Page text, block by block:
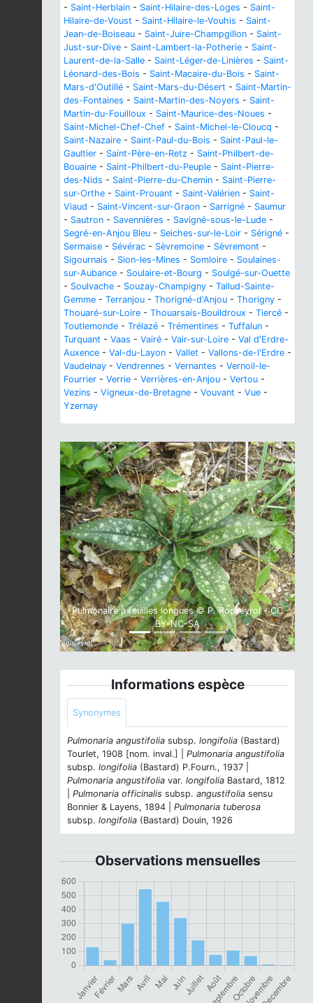
- Saint-Herblain - Saint-Hilaire-des-Loges - Saint-
Hilaire-de-Voust - Saint-Hilaire-le-Vouhis - Saint-
Jean-de-Boiseau - Saint-Juire-Champgillon - Saint-
Just-sur-Dive - Saint-Lambert-la-Potherie - Saint-
Laurent-de-la-Salle - Saint-Léger-de-Linières - Saint-
Léonard-des-Bois - Saint-Macaire-du-Bois - Saint-
Mars-d'Outillé - Saint-Mars-du-Désert - Saint-Martin-
des-Fontaines - Saint-Martin-des-Noyers - Saint-
Martin-du-Fouilloux - Saint-Maurice-des-Noues -
Saint-Michel-Chef-Chef - Saint-Michel-le-Cloucq -
Saint-Nazaire - Saint-Paul-du-Bois - Saint-Paul-le-
Gaultier - Saint-Père-en-Retz - Saint-Philbert-de-
Bouaine - Saint-Philbert-du-Peuple - Saint-Pierre-
des-Nids - Saint-Pierre-du-Chemin - Saint-Pierre-
sur-Orthe - Saint-Prouant - Saint-Valérien - Saint-
Viaud - Saint-Vincent-sur-Graon - Sarrigné - Saumur
- Sautron - Savennières - Savigné-sous-le-Lude -
Segré-en-Anjou Bleu - Seiches-sur-le-Loir - Sérigné -
Sermaise - Sévérac - Sèvremoine - Sèvremont -
Sigournais - Sion-les-Mines - Somloire - Soulaines-
sur-Aubance - Soulaire-et-Bourg - Soulgé-sur-Ouette
- Soulvache - Souzay-Champigny - Tallud-Sainte-
Gemme - Terranjou - Thorigné-d'Anjou - Thorigny -
Thouaré-sur-Loire - Thouarsais-Bouildroux - Tiercé -
Toutlemonde - Trélazé - Trémentines - Tuffalun -
Turquant - Vaas - Vairé - Vair-sur-Loire - Val d'Erdre-
Auxence - Val-du-Layon - Vallet - Vallons-de-l'Erdre -
Vaudelnay - Vendrennes - Vernantes - Vernoil-le-
Fourrier - Verrie - Verrières-en-Anjou - Vertou -
Vezins - Vigneux-de-Bretagne - Vouvant - Vue -
Yzernay
Pulmonaire à feuilles longues © P. Rouveyrol - CC
BY-NC-SA
Previous Next
Informations espèce
Synonymes
Pulmonaria angustifolia subsp. longifolia (Bastard)
Tourlet, 1908 [nom. inval.] | Pulmonaria angustifolia
subsp. longifolia (Bastard) P.Fourn., 1937 |
Pulmonaria angustifolia var. longifolia Bastard, 1812
Pulmonaria officinalis subsp. angustifolia sensu
Bonnier & Layens, 1894 | Pulmonaria tuberosa
subsp. longifolia (Bastard) Douin, 1926
Observations mensuelles